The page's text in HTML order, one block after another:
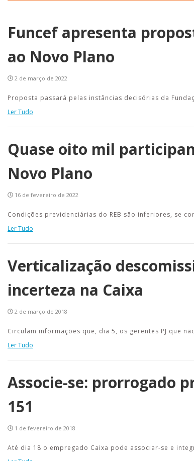
Funcef apresenta
ao Novo Plano
2 de março de 2022
Proposta passará pelas instâncias decisórias da
Ler Tudo
Quase oito mil
Novo Plano
16 de fevereiro de 2022
Condições previdenciárias do REB são inferiores, se
Ler Tudo
Verticalização
incerteza na Caixa
2 de março de 2018
Circulam informações que, dia 5, os gerentes PJ que
Ler Tudo
Associe-se: prorrogado
151
1 de fevereiro de 2018
Até dia 18 o empregado Caixa pode associar-se e